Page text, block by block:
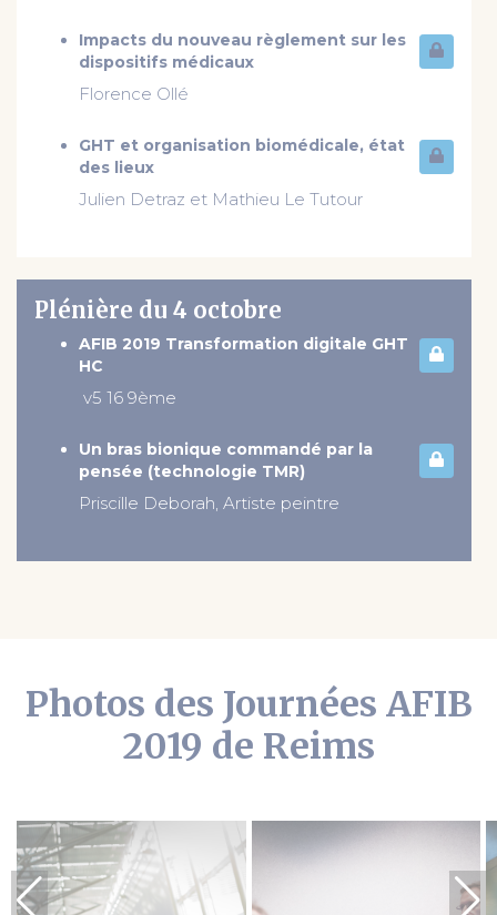
Impacts du nouveau règlement sur les
dispositifs médicaux
Florence Ollé
GHT et organisation biomédicale, état
des lieux
Julien Detraz et Mathieu Le Tutour
Plénière du 4 octobre
AFIB 2019 Transformation digitale GHT
HC
v5 16 9ème
Un bras bionique commandé par la
pensée (technologie TMR)
Priscille Deborah, Artiste peintre
Photos des Journées AFIB
2019 de Reims